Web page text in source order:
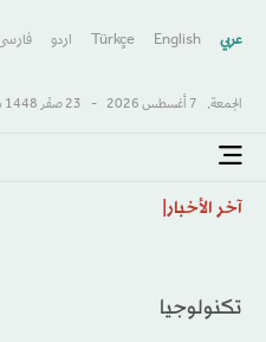
عربي English
Türkçe اردو
الجمعة, 7 أغسطس 2026 - 23 صفَر 1448 هـ
آخر الأخبار
تكنولوجيا